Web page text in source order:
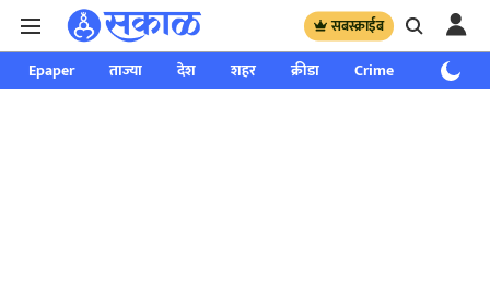
सबस्क्राईब
Epaper ताज्या देश शहर क्रीडा Crime साप्ताहिक